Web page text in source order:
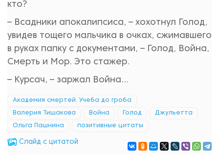
кто?
– Всадники апокалипсиса, – хохотнул Голод,
увидев тощего мальчика в очках, сжимавшего
в руках папку с документами, – Голод, Война,
Смерть и Мор. Это стажер.
– Курсач, – заржал Война...
Академия смертей. Учеба до гроба
Валерия Тишакова Война Голод Джульетта
Ольга Пашнина позитивные цитаты
Cлайд с цитатой